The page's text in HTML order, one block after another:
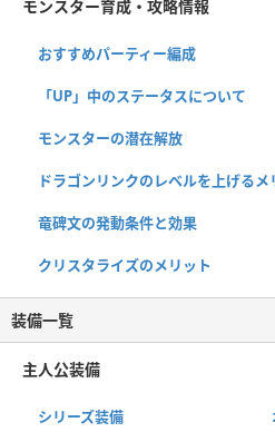
モンスター育成・攻略情報
おすすめパーティー編成
「UP」中のステータスについて
モンスターの潜在解放
ドラゴンリンクのレベルを上げる
竜碑文の発動条件と効果
クリスタライズのメリット
装備一覧
主人公装備
シリーズ装備